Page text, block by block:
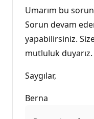
Umarım bu
Sorun devam
yapabilirsiniz.
mutluluk duyarız.
Saygılar,
Berna